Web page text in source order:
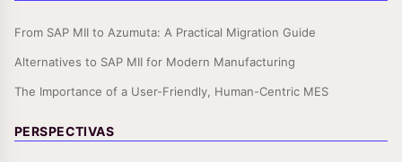
From SAP MII to Azumuta: A Practical Migration Guide
Alternatives to SAP MII for Modern Manufacturing
The Importance of a User-Friendly, Human-Centric MES
PERSPECTIVAS